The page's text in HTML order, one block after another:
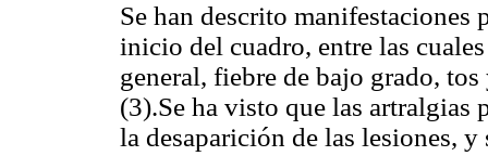
Se han descrito manifestaciones
inicio del cuadro, entre las
general, fiebre de bajo grado,
(3).Se ha visto que las artralgias
la desaparición de las lesiones,